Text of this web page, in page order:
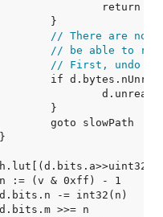
// There are no
// be able to
// First, undo the